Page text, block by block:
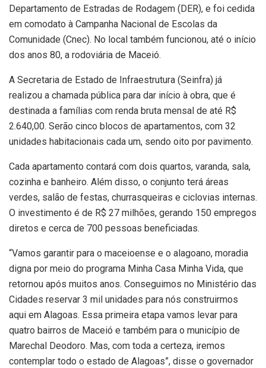
Departamento de Estradas de Rodagem (DER), e foi cedida
em comodato à Campanha Nacional de Escolas da
Comunidade (Cnec). No local também funcionou, até o início
dos anos 80, a rodoviária de Maceió.
A Secretaria de Estado de Infraestrutura (Seinfra) já
realizou a chamada pública para dar início à obra, que é
destinada a famílias com renda bruta mensal de até R$
2.640,00. Serão cinco blocos de apartamentos, com 32
unidades habitacionais cada um, sendo oito por pavimento.
Cada apartamento contará com dois quartos, varanda, sala,
cozinha e banheiro. Além disso, o conjunto terá áreas
verdes, salão de festas, churrasqueiras e ciclovias internas.
O investimento é de R$ 27 milhões, gerando 150 empregos
diretos e cerca de 700 pessoas beneficiadas.
“Vamos garantir para o maceioense e o alagoano, moradia
digna por meio do programa Minha Casa Minha Vida, que
retornou após muitos anos. Conseguimos no Ministério das
Cidades reservar 3 mil unidades para nós construirmos
aqui em Alagoas. Essa primeira etapa vamos levar para
quatro bairros de Maceió e também para o município de
Marechal Deodoro. Mas, com toda a certeza, iremos
contemplar todo o estado de Alagoas”, disse o governador